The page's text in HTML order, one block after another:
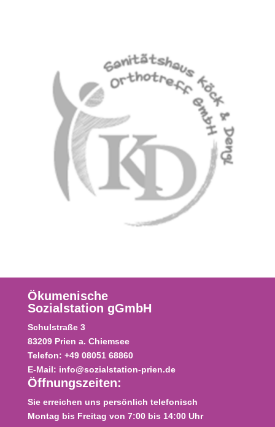
Ökumenische
Sozialstation gGmbH
Schulstraße 3
83209 Prien a. Chiemsee
Telefon: +49 08051 68860
E-Mail: info@sozialstation-prien.de
Öffnungszeiten:
Sie erreichen uns persönlich telefonisch
Montag bis Freitag von 7:00 bis 14:00 Uhr